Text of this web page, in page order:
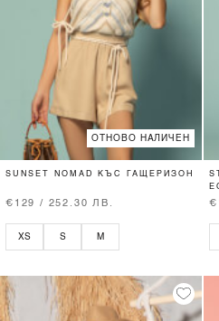
ОТНОВО НАЛИЧЕН
SUNSET NOMAD КЪС ГАЩЕРИЗОН
€129 / 252.30 ЛВ.
XS S M